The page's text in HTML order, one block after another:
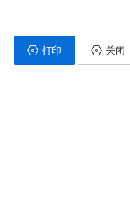
打印 关闭